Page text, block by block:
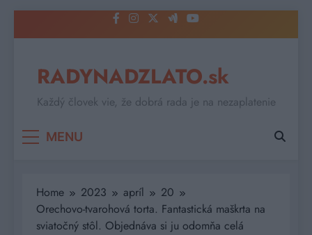
to
RADYNADZLATO.sk
Každý človek vie, že dobrá rada je na nezaplatenie
MENU
Home 2023 apríl
20
Orechovo-tvarohová torta. Fantastická maškrta na
sviatočný stôl. Objednáva si ju odomňa celá